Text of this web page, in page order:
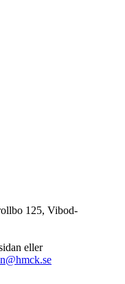
125, Vibod-
eller